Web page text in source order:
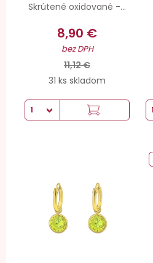
Skrútené oxidované -...
8,90 €
bez DPH
11,12 €
31 ks skladom